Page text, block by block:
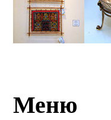
Меню